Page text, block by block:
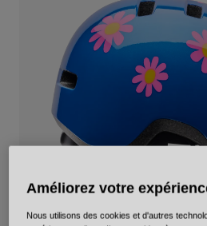
Motocross
Adventure
Voir tout
Route et Gravel
Urbain
Pièces détachées
Améliorez votre
Nous utilisons des cookies et d'autres